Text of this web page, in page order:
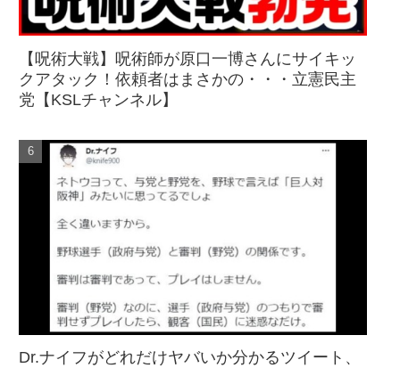
【呪術大戦】呪術師が原口一博さんにサイキッ
クアタック！依頼者はまさかの・・・立憲民主
党【KSLチャンネル】
Dr.ナイフがどれだけヤバいか分かるツイート、